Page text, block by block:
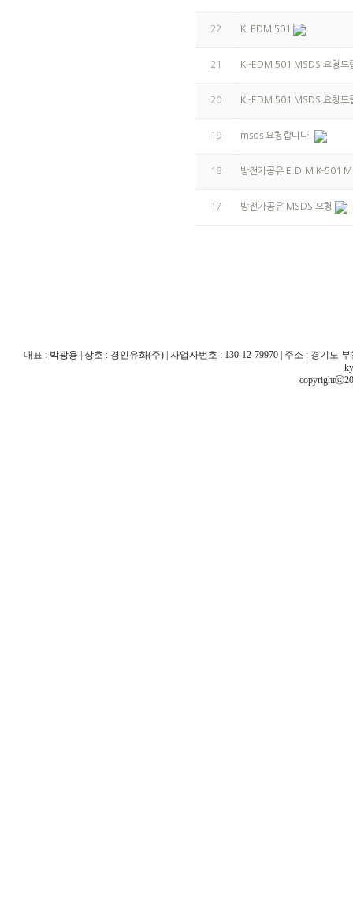
22 KI EDM 501
21 KI-EDM 501 MSDS 요청드
20 KI-EDM 501 MSDS 요청드
19 msds 요청합니다.
18 방전가공유 E.D.M K-501
17 방전가공유 MSDS 요청
대표 : 박광용 | 상호 : 경인유화(주) | 사업자번호 : 130-12-79970 | 주소 : 경기도